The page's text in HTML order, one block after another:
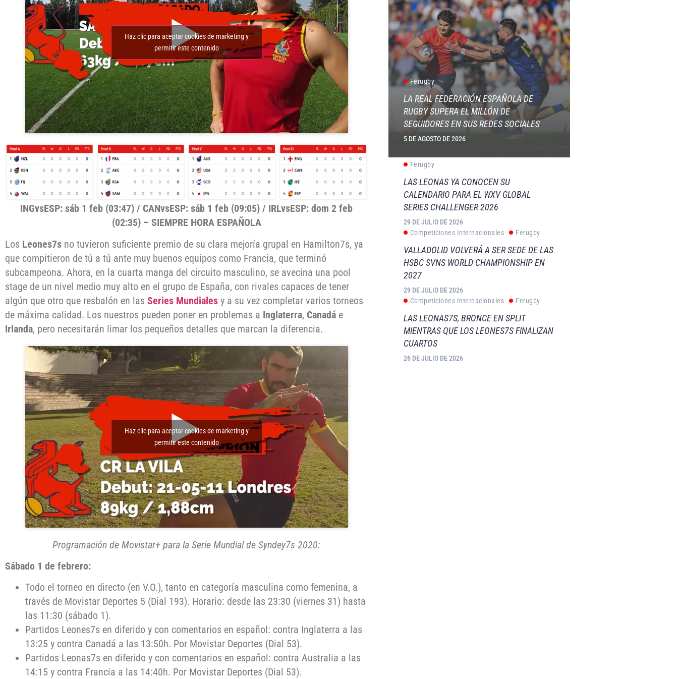
Haz clic para aceptar cookies de marketing y
permitir este contenido
INGvsESP: sáb 1 feb (03:47) / CANvsESP: sáb 1 feb (09:05) / IRLvsESP: dom 2 feb
(02:35) – SIEMPRE HORA ESPAÑOLA
Los Leones7s no tuvieron suficiente premio de su clara mejoría grupal en Hamilton7s, ya
que compitieron de tú a tú ante muy buenos equipos como Francia, que terminó
subcampeona. Ahora, en la cuarta manga del circuito masculino, se avecina una pool
stage de un nivel medio muy alto en el grupo de España, con rivales capaces de tener
algún que otro que resbalón en las Series Mundiales y a su vez completar varios torneos
de máxima calidad. Los nuestros pueden poner en problemas a Inglaterra, Canadá e
Irlanda, pero necesitarán limar los pequeños detalles que marcan la diferencia.
Haz clic para aceptar cookies de marketing y
permitir este contenido
Programación de Movistar+ para la Serie Mundial de Syndey7s 2020:
Sábado 1 de febrero:
Todo el torneo en directo (en V.O.), tanto en categoría masculina como femenina, a
través de Movistar Deportes 5 (Dial 193). Horario: desde las 23:30 (viernes 31) hasta
las 11:30 (sábado 1).
Partidos Leones7s en diferido y con comentarios en español: contra Inglaterra a las
13:25 y contra Canadá a las 13:50h. Por Movistar Deportes (Dial 53).
Partidos Leonas7s en diferido y con comentarios en español: contra Australia a las
14:15 y contra Francia a las 14:40h. Por Movistar Deportes (Dial 53).
Ferugby
LA REAL FEDERACIÓN ESPAÑOLA DE
RUGBY SUPERA EL MILLÓN DE
SEGUIDORES EN SUS REDES SOCIALES
5 DE AGOSTO DE 2026
Ferugby
LAS LEONAS YA CONOCEN SU
CALENDARIO PARA EL WXV GLOBAL
SERIES CHALLENGER 2026
29 DE JULIO DE 2026
Competiciones Internacionales
Ferugby
VALLADOLID VOLVERÁ A SER SEDE DE LAS
HSBC SVNS WORLD CHAMPIONSHIP EN
2027
29 DE JULIO DE 2026
Competiciones Internacionales
Ferugby
LAS LEONAS7S, BRONCE EN SPLIT
MIENTRAS QUE LOS LEONES7S FINALIZAN
CUARTOS
26 DE JULIO DE 2026